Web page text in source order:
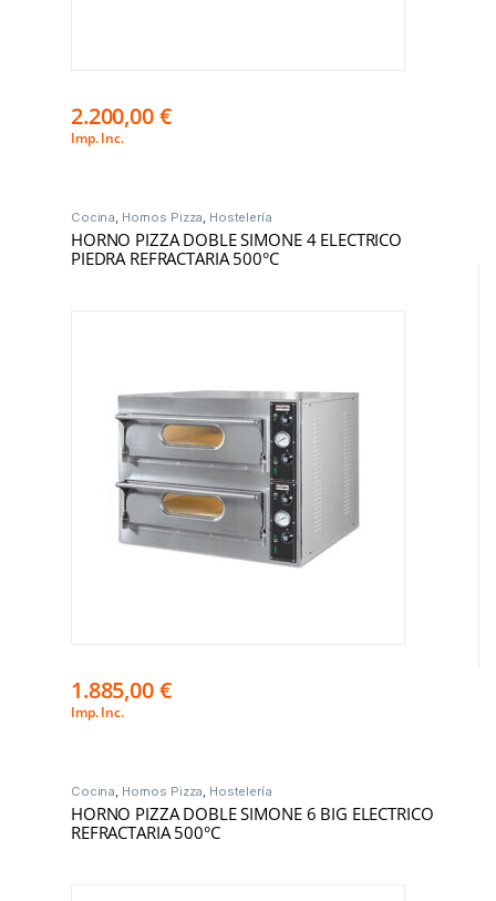
2.200,00€
Imp. Inc.
Cocina, Hornos Pizza, Hostelería
HORNO PIZZA DOBLE SIMONE 4 ELECTRICO
PIEDRA REFRACTARIA 500°C
1.885,00€
Imp. Inc.
Cocina, Hornos Pizza, Hostelería
HORNO PIZZA DOBLE SIMONE 6 BIG ELECTRICO
REFRACTARIA 500°C